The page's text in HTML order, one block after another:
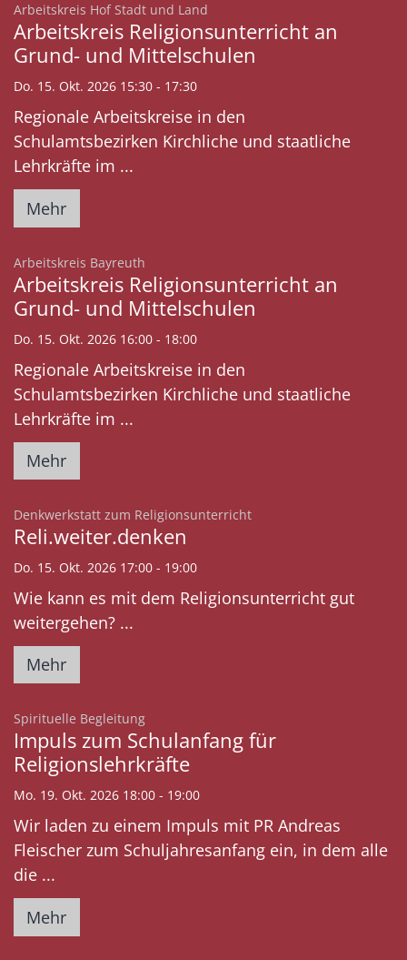
Arbeitskreis Hof Stadt und Land
Arbeitskreis Religionsunterricht an
Grund- und Mittelschulen
Do. 15. Okt. 2026 15:30 - 17:30
Regionale Arbeitskreise in den
Schulamtsbezirken Kirchliche und staatliche
Lehrkräfte im ...
Mehr
Arbeitskreis Bayreuth
Arbeitskreis Religionsunterricht an
Grund- und Mittelschulen
Do. 15. Okt. 2026 16:00 - 18:00
Regionale Arbeitskreise in den
Schulamtsbezirken Kirchliche und staatliche
Lehrkräfte im ...
Mehr
Denkwerkstatt zum Religionsunterricht:
Reli.weiter.denken
Do. 15. Okt. 2026 17:00 - 19:00
Wie kann es mit dem Religionsunterricht gut
weitergehen? ...
Mehr
Spirituelle Begleitung:
Impuls zum Schulanfang für
Religionslehrkräfte
Mo. 19. Okt. 2026 18:00 - 19:00
Wir laden zu einem Impuls mit PR Andreas
Fleischer zum Schuljahresanfang ein, in dem alle
die ...
Mehr